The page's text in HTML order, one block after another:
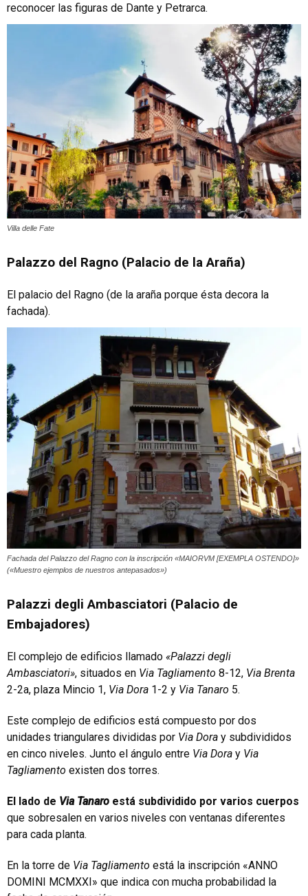
reconocer las figuras de Dante y Petrarca.
Villa delle Fate
Palazzo del Ragno (Palacio de la Araña)
El palacio del Ragno (de la araña porque ésta decora la
fachada).
Fachada del Palazzo del Ragno con la inscripción «MAIORVM [EXEMPLA OSTENDO]»
(«Muestro ejemplos de nuestros antepasados»)
Palazzi degli Ambasciatori (Palacio de
Embajadores)
El complejo de edificios llamado «Palazzi degli
Ambasciatori», situados en Via Tagliamento 8-12, Via Brenta
2-2a, plaza Mincio 1, Via Dora 1-2 y Via Tanaro 5.
Este complejo de edificios está compuesto por dos
unidades triangulares divididas por Via Dora y subdivididos
en cinco niveles. Junto el ángulo entre Via Dora y Via
Tagliamento existen dos torres.
El lado de Via Tanaro está subdividido por varios cuerpos
que sobresalen en varios niveles con ventanas diferentes
para cada planta.
En la torre de Via Tagliamento está la inscripción «ANNO
DOMINI MCMXXI» que indica con mucha probabilidad la